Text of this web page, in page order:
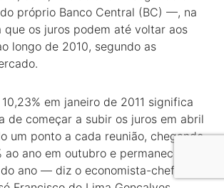
próprio Banco Central (BC) —, na
os juros podem até voltar aos
longo de 2010, segundo as
em janeiro de 2011 significa
de começar a subir os juros em abril
um ponto a cada reunião, chegando
ao ano em outubro e permanecendo
ano — diz o economista-chefe do